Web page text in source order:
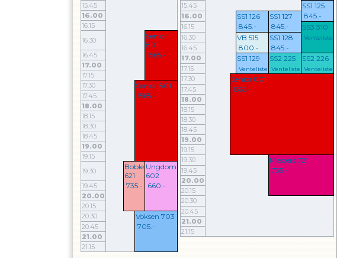
15.45
16.00
16.15
16.30
Senior
801
16.45 1565.-
17.00
17.15
17.30
Senior 801
17.45 1565.-
18.00
18.15
18.30
18.45
19.00
19.15
19.30
Boble
621
Ungdom
602
19.45 735.- 660.-
20.00
20.15
20.30
Voksen 703
20.45 705.-
21.00
21.15
15.45
SS1 125
16.00 SS1 126 SS1 127 845.-
16.15 845.- 845.- SS3 310
16.30 VB 515 SS1 128 Venteliste
16.45 800.- 845.-
17.00 SS1 129 SS2 225 SS2 226
17.15 Venteliste Venteliste Venteliste
17.30 Senior 801
17.45 1565.-
18.00
18.15
18.30
18.45
19.00
19.15
19.30
Masters 721
19.45 735.-
20.00
20.15
20.30
20.45
21.00
21.15